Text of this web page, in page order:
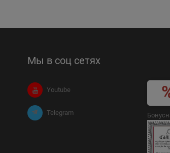
Мы в соц сетях
Youtube
Telegram